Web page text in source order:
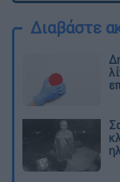
Διαβάστε